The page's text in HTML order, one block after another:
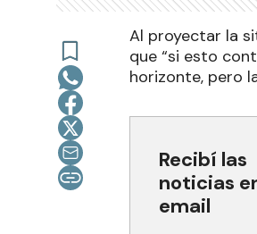
Al proyectar la
que “si esto
horizonte, pero
Recibí las
noticias
email